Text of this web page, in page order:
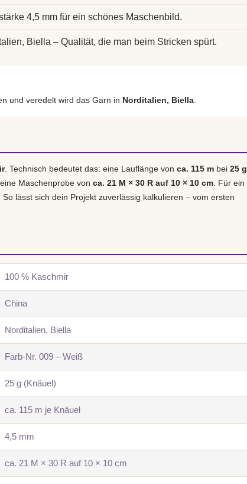
4,5 mm für ein schönes Maschenbild.
Biella – Qualität, die man beim Stricken spürt.
und veredelt wird das Garn in Norditalien, Biella
. Technisch bedeutet das: eine Lauflänge von ca. 115 m bei 25 g
, eine Maschenprobe von ca. 21 M × 30 R auf 10 × 10 cm . Für ein
So lässt sich dein Projekt zuverlässig kalkulieren – vom ersten
100 % Kaschmir
China
Norditalien, Biella
Farb-Nr. 009 – Weiß
25 g (Knäuel)
ca. 115 m je Knäuel
4,5 mm
ca. 21 M × 30 R auf 10 × 10 cm